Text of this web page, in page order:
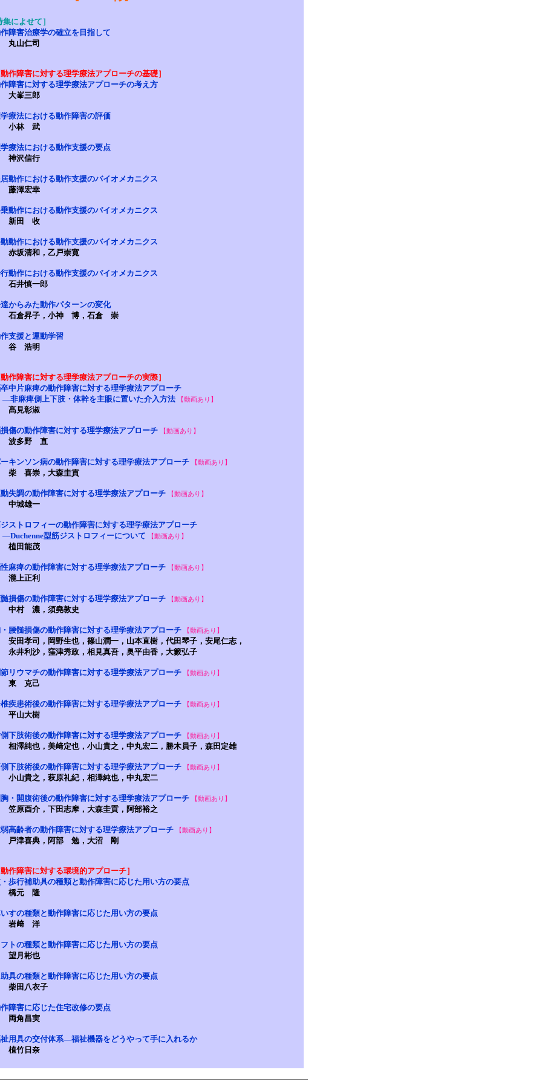
集によせて］
障害治療学の確立を目指して
丸山仁司
作障害に対する理学療法アプローチの基礎］
障害に対する理学療法アプローチの考え方
大峯三郎
療法における動作障害の評価
小林 武
療法における動作支援の要点
神沢信行
動作における動作支援のバイオメカニクス
藤澤宏幸
動作における動作支援のバイオメカニクス
新田 收
動作における動作支援のバイオメカニクス
赤坂清和，乙戸崇寛
動作における動作支援のバイオメカニクス
石井慎一郎
からみた動作パターンの変化
石倉昇子，小神 博，石倉 崇
支援と運動学習
谷 浩明
作障害に対する理学療法アプローチの実際］
中片麻痺の動作障害に対する理学療法アプローチ
麻痺側上下肢・体幹を主眼に置いた介入方法
【動画あり】
髙見彰淑
傷の動作障害に対する理学療法アプローチ 【動画あり】
波多野 直
キンソン病の動作障害に対する理学療法アプローチ 【動画あり】
柴 喜崇，大森圭貢
失調の動作障害に対する理学療法アプローチ 【動画あり】
中城雄一
ストロフィーの動作障害に対する理学療法アプローチ
型筋ジストロフィーについて
【動画あり】
植田能茂
麻痺の動作障害に対する理学療法アプローチ 【動画あり】
瀧上正利
損傷の動作障害に対する理学療法アプローチ 【動画あり】
中村 濃，須堯敦史
腰髄損傷の動作障害に対する理学療法アプローチ 【動画あり】
安田孝司，岡野生也，篠山潤一，山本直樹，代田琴子，安尾仁志，
利沙，窪津秀政，相見真吾，奥平由香，大籔弘子
リウマチの動作障害に対する理学療法アプローチ 【動画あり】
東 克己
疾患術後の動作障害に対する理学療法アプローチ 【動画あり】
平山大樹
下肢術後の動作障害に対する理学療法アプローチ 【動画あり】
相澤純也，美﨑定也，小山貴之，中丸宏二，勝木員子，森田定雄
下肢術後の動作障害に対する理学療法アプローチ 【動画あり】
小山貴之，萩原礼紀，相澤純也，中丸宏二
・開腹術後の動作障害に対する理学療法アプローチ 【動画あり】
笠原酉介，下田志摩，大森圭貢，阿部裕之
高齢者の動作障害に対する理学療法アプローチ 【動画あり】
戸津喜典，阿部 勉，大沼 剛
作障害に対する環境的アプローチ］
歩行補助具の種類と動作障害に応じた用い方の要点
橋元 隆
すの種類と動作障害に応じた用い方の要点
岩﨑 洋
トの種類と動作障害に応じた用い方の要点
望月彬也
具の種類と動作障害に応じた用い方の要点
柴田八衣子
障害に応じた住宅改修の要点
両角昌実
用具の交付体系―福祉機器をどうやって手に入れるか
植竹日奈